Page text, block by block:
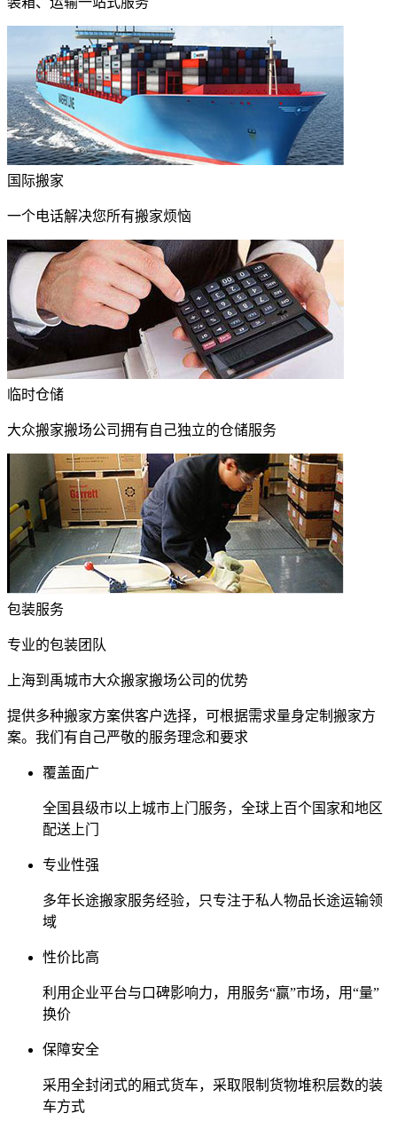
国际搬家
一个电话解决您所有搬家烦恼
临时仓储
大众搬家搬场公司拥有自己独立的仓储服务
包装服务
专业的包装团队
上海到禹城市大众搬家搬场公司的优势
提供多种搬家方案供客户选择，可根据需求量身定制搬家方
案。我们有自己严敬的服务理念和要求
覆盖面广
全国县级市以上城市上门服务，全球上百个国家和地区
配送上门
专业性强
多年长途搬家服务经验，只专注于私人物品长途运输领
域
性价比高
利用企业平台与口碑影响力，用服务“赢”市场，用“量”
换价
保障安全
采用全封闭式的厢式货车，采取限制货物堆积层数的装
车方式